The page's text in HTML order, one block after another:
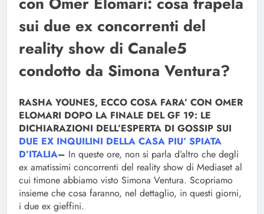
sui due ex concorrenti del
reality show di Canale5
condotto da Simona Ventura?
RASHA YOUNES, ECCO COSA FARA’ CON OMER
ELOMARI DOPO LA FINALE DEL GF 19: LE
DICHIARAZIONI DELL’ESPERTA DI GOSSIP SUI
DUE EX INQUILINI DELLA CASA PIU’ SPIATA
D’ITALIA– In queste ore, non si parla d’altro che degli
ex amatissimi concorrenti del reality show di Mediaset al
cui timone abbiamo visto Simona Ventura. Scopriamo
insieme che cosa faranno, nel dettaglio, in questi giorni,
i due ex gieffini.